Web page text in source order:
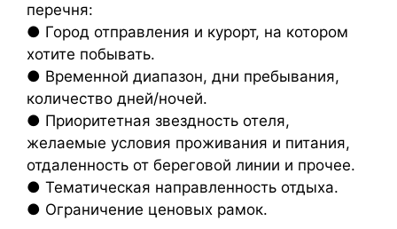
перечня:
● Город отправления и курорт, на котором
хотите побывать.
● Временной диапазон, дни пребывания,
количество дней/ночей.
● Приоритетная звездность отеля,
желаемые условия проживания и питания,
отдаленность от береговой линии и прочее.
● Тематическая направленность отдыха.
● Ограничение ценовых рамок.